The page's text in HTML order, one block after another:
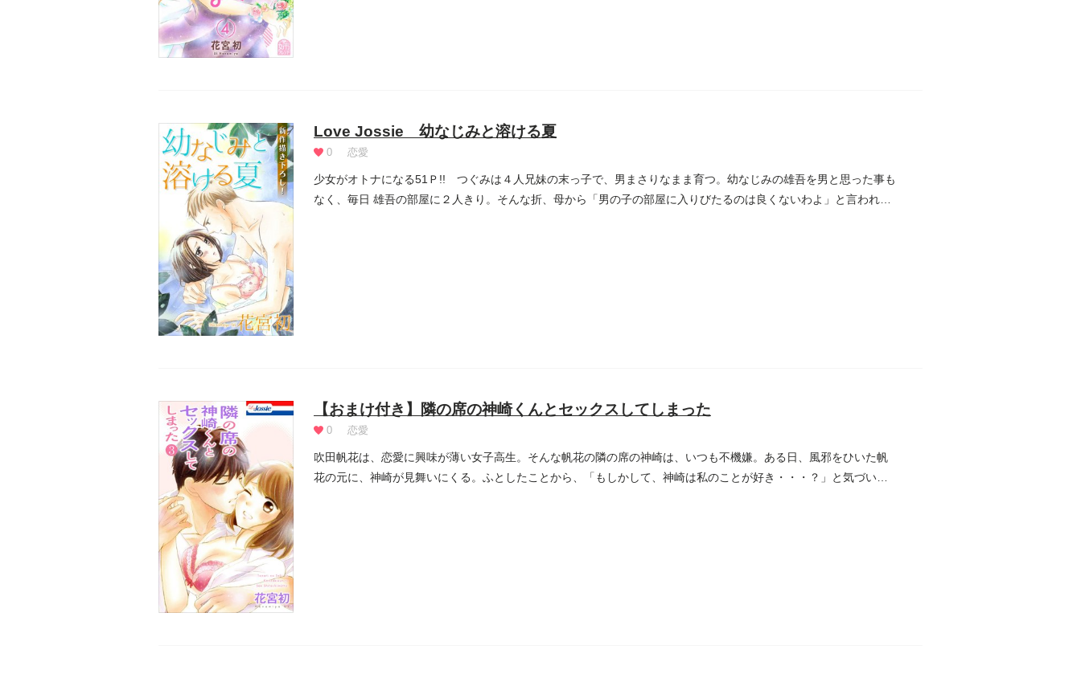
Love Jossie 幼なじみと溶ける夏
0 恋愛
少女がオトナになる51Ｐ!! つぐみは４人兄妹の末っ子で、男まさりなまま育つ。幼なじみの雄吾を男と思った事も
なく、毎日 雄吾の部屋に２人きり。そんな折、母から「男の子の部屋に入りびたるのは良くないわよ」と言われ
【おまけ付き】隣の席の神崎くんとセックスしてしまった
0 恋愛
吹田帆花は、恋愛に興味が薄い女子高生。そんな帆花の隣の席の神崎は、いつも不機嫌。ある日、風邪をひいた帆
花の元に、神崎が見舞いにくる。ふとしたことから、「もしかして、神崎は私のことが好き・・・？」と気づいた